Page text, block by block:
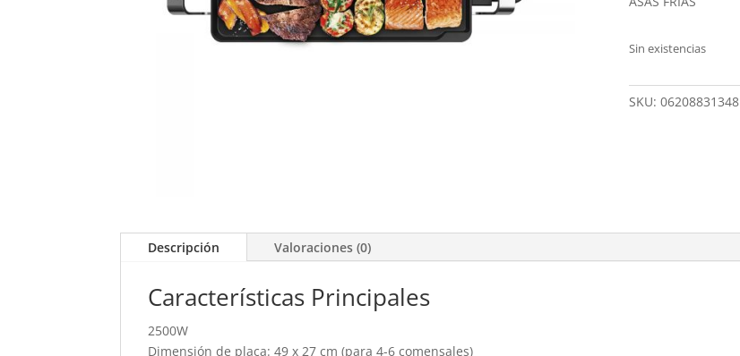
Sin existencias
SKU: 06208831348
Descripción Valoraciones (0)
Características Principales
2500W
Dimensión de placa: 49 x 27 cm (para 4-6 comensales)